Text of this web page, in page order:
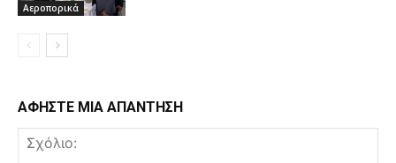
Αεροπορικά
ΑΦΗΣΤΕ ΜΙΑ ΑΠΑΝΤΗΣΗ